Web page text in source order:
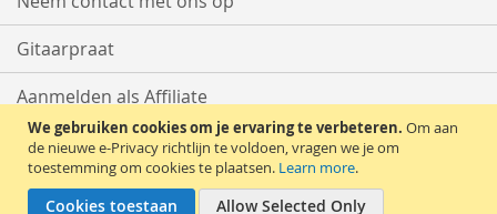
We gebruiken cookies om je ervaring te verbeteren. Om aan
de nieuwe e-Privacy richtlijn te voldoen, vragen we je om
toestemming om cookies te plaatsen. Learn more.
Cookies toestaan Allow Selected Only
Gitaarpraat
Aanmelden als Affiliate
Start met Verkopen